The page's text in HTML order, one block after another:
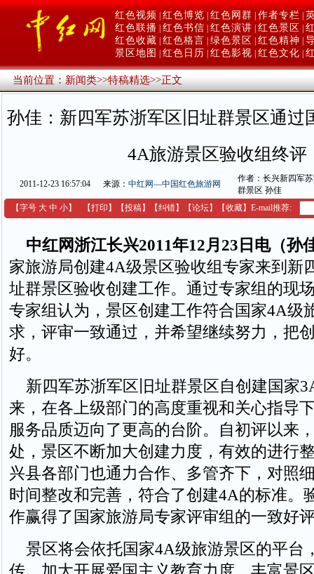
红色视频 红色博览 红色网群 作者专栏
红色联播 红色书信 红色演讲 红色景区
红色收藏 红色格言 绿色景区 红色精神
景区地图
红色日历 红色影视 红色文化
当前位置：新闻类>>特稿精选>>正文
孙佳：新四军苏浙军区旧址群景区通过
4A旅游景区验收组终评
2011-12-23 16:57:04 来源： 中红网—中国红色旅游网
作者：长兴新四军
群景区 孙佳
【字号 大 中 小】 【打印 】 【投稿】 【纠错】 【论坛】 【收藏】 E-mail推荐:
中红网浙江长兴2011年12月23日电（孙
家旅游局创建4A级景区验收组专家来到新
址群景区验收创建工作。通过专家组的现
专家组认为，景区创建工作符合国家4A级
求，评审一致通过，并希望继续努力，把
好。
新四军苏浙军区旧址群景区自创建国家
来，在各上级部门的高度重视和关心指导
服务品质迈向了更高的台阶。自初评以来
处，景区不断加大创建力度，有效的进行
兴县各部门也通力合作、多管齐下，对照
时间整改和完善，符合了创建4A的标准。
作赢得了国家旅游局专家评审组的一致好
景区将会依托国家4A级旅游景区的平台